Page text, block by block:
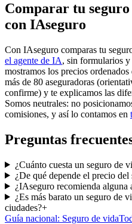
Comparar tu
con IAseguro
Con IAseguro comparas tu
el agente de IA, sin formularios
mostramos los precios
más de 80 aseguradoras
confirme) y te explicamos las
Somos neutrales: no
comisiones, y así lo contamos en
Preguntas
¿Cuánto cuesta un seguro de
¿De qué depende el precio del
¿IAseguro recomienda alguna
¿Es más barato un seguro de
ciudades?+
Guía nacional: Seguro de vida